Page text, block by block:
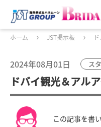
ホーム JST掲示板
2024年08月01日 ス
ドバイ観光＆アル
この記事を書